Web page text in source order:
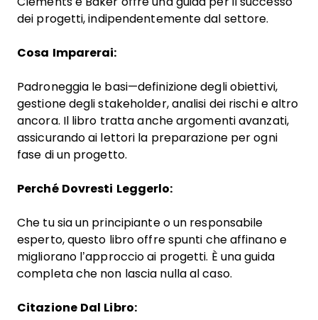
dei progetti, indipendentemente dal settore.
Cosa Imparerai:
Padroneggia le basi—definizione degli obiettivi,
gestione degli stakeholder, analisi dei rischi e altro
ancora. Il libro tratta anche argomenti avanzati,
assicurando ai lettori la preparazione per ogni
fase di un progetto.
Perché Dovresti Leggerlo:
Che tu sia un principiante o un responsabile
esperto, questo libro offre spunti che affinano e
migliorano l’approccio ai progetti. È una guida
completa che non lascia nulla al caso.
Citazione Dal Libro: